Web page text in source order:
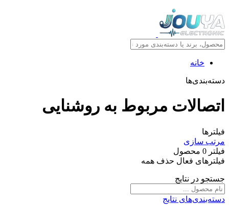
خانه
دسته‌بندی‌ها
اتصالات مربوط به روشنایی
فیلترها
مرتب سازی
فیلتر 0 محصول
فیلترهای فعال حذف همه
جستجو در نتایج
دسته‌بندی‌های نتایج